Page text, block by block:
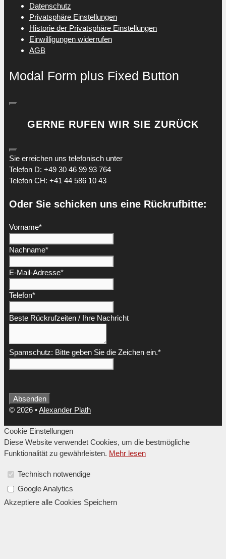
Datenschutz
Privatsphäre Einstellungen
Historie der Privatsphäre Einstellungen
Einwilligungen widerrufen
AGB
Modal Form plus Fixed Button
GERNE RUFEN WIR SIE ZURÜCK
Sie erreichen uns telefonisch unter
Telefon D: +49 30 46 99 93 764
Telefon CH: +41 44 586 10 43
Oder Sie schicken uns eine Rückrufbitte:
Vorname*
Nachname*
E-Mail-Adresse*
Telefon*
Email*
Beste Rückrufzeiten / Ihre Nachricht
Spamschutz: Bitte geben Sie die Zeichen ein.*
Absenden
© 2026 •Alexander Plath
Cookie Einstellungen
Diese Website verwendet Cookies, um die bestmögliche
Funktionalität zu gewährleisten. Mehr lesen
Technisch notwendige
Google Analytics
Akzeptiere alle Cookies Speichern